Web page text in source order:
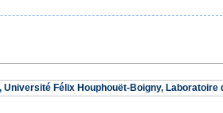
Félix Houphouët-Boigny,